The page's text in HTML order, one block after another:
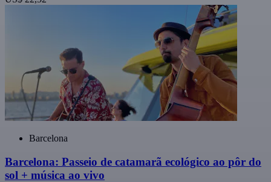
Barcelona
Barcelona: Passeio de catamarã ecológico ao pôr do
sol + música ao vivo